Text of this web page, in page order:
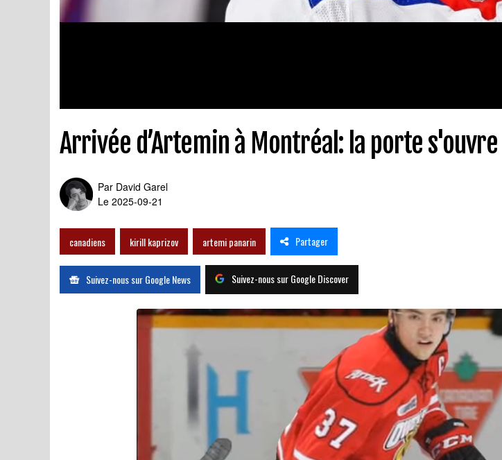
Arrivée d’Artemin à Montréal: la porte s'ouvre
Par David Garel
Le 2025-09-21
canadiens kirill kaprizov artemi panarin Partager
Suivez-nous sur Google News Suivez-nous sur Google Discover